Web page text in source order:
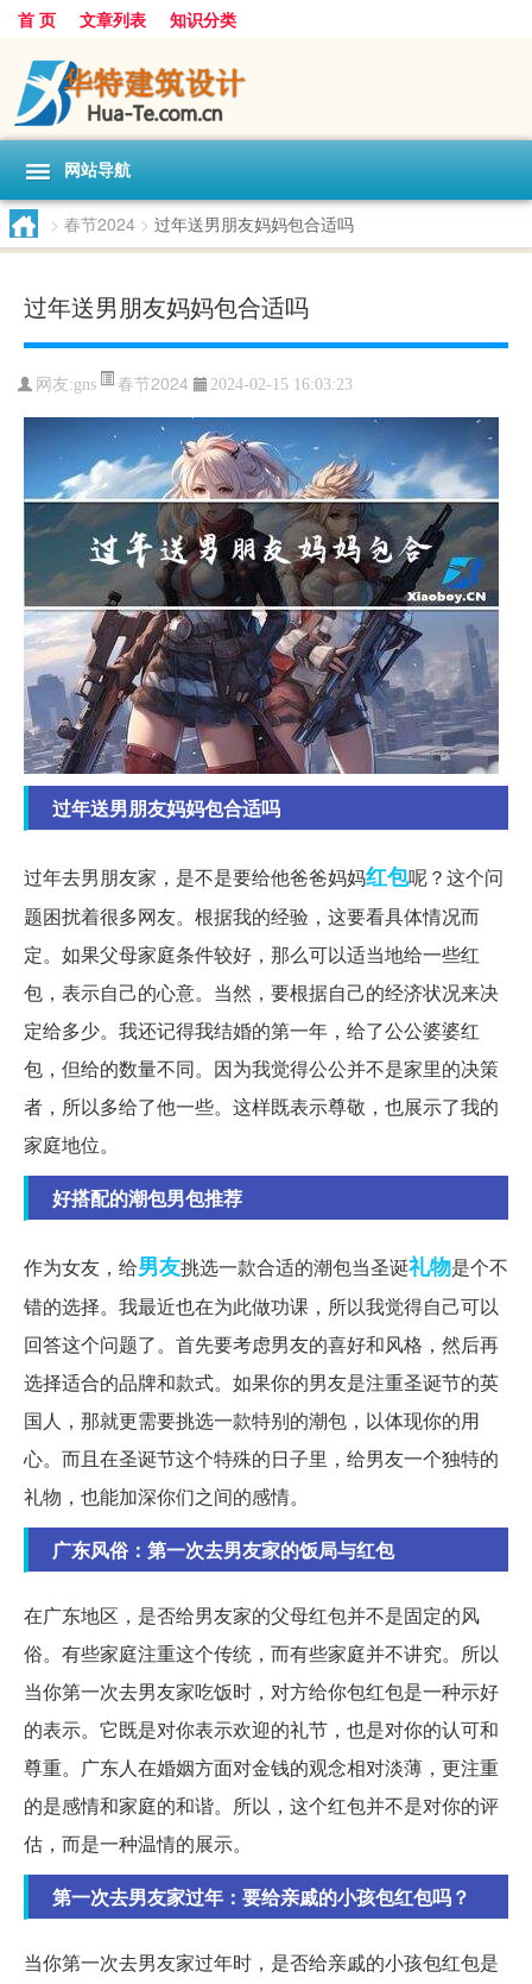
首 页 文章列表 知识分类
网站导航
> 春节2024 > 过年送男朋友妈妈包合适吗
过年送男朋友妈妈包合适吗
网友:gns 春节2024 2024-02-15 16:03:23
过年送男朋友妈妈包合适吗
过年去男朋友家，是不是要给他爸爸妈妈红包呢？这个问
题困扰着很多网友。根据我的经验，这要看具体情况而
定。如果父母家庭条件较好，那么可以适当地给一些红
包，表示自己的心意。当然，要根据自己的经济状况来决
定给多少。我还记得我结婚的第一年，给了公公婆婆红
包，但给的数量不同。因为我觉得公公并不是家里的决策
者，所以多给了他一些。这样既表示尊敬，也展示了我的
家庭地位。
好搭配的潮包男包推荐
作为女友，给男友挑选一款合适的潮包当圣诞礼物是个不
错的选择。我最近也在为此做功课，所以我觉得自己可以
回答这个问题了。首先要考虑男友的喜好和风格，然后再
选择适合的品牌和款式。如果你的男友是注重圣诞节的英
国人，那就更需要挑选一款特别的潮包，以体现你的用
心。而且在圣诞节这个特殊的日子里，给男友一个独特的
礼物，也能加深你们之间的感情。
广东风俗：第一次去男友家的饭局与红包
在广东地区，是否给男友家的父母红包并不是固定的风
俗。有些家庭注重这个传统，而有些家庭并不讲究。所以
当你第一次去男友家吃饭时，对方给你包红包是一种示好
的表示。它既是对你表示欢迎的礼节，也是对你的认可和
尊重。广东人在婚姻方面对金钱的观念相对淡薄，更注重
的是感情和家庭的和谐。所以，这个红包并不是对你的评
估，而是一种温情的展示。
第一次去男友家过年：要给亲戚的小孩包红包吗？
当你第一次去男友家过年时，是否给亲戚的小孩包红包是